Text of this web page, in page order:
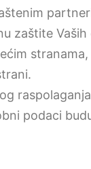
zaštite
podaci